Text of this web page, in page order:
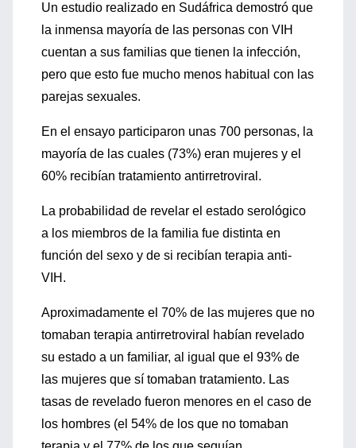
Un estudio realizado en Sudáfrica demostró que
la inmensa mayoría de las personas con VIH
cuentan a sus familias que tienen la infección,
pero que esto fue mucho menos habitual con las
parejas sexuales.
En el ensayo participaron unas 700 personas, la
mayoría de las cuales (73%) eran mujeres y el
60% recibían tratamiento antirretroviral.
La probabilidad de revelar el estado serológico
a los miembros de la familia fue distinta en
función del sexo y de si recibían terapia anti-
VIH.
Aproximadamente el 70% de las mujeres que no
tomaban terapia antirretroviral habían revelado
su estado a un familiar, al igual que el 93% de
las mujeres que sí tomaban tratamiento. Las
tasas de revelado fueron menores en el caso de
los hombres (el 54% de los que no tomaban